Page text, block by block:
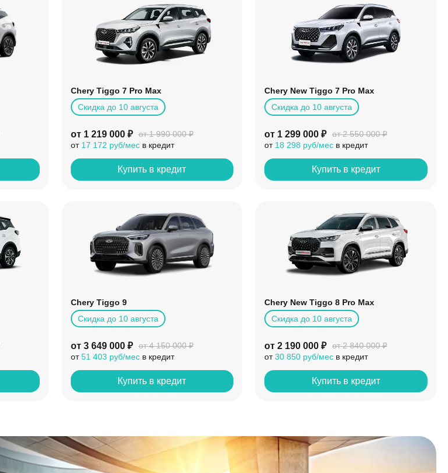
Chery Tiggo 7 Pro Max
Скидка до 10 августа
от 1 219 000 ₽
от 1 990 000 ₽
от 17 172 руб/месв кредит
Купить в кредит
Chery New Tiggo 7 Pro Max
Скидка до 10 августа
от 1 299 000 ₽
от 2 550 000 ₽
от 18 298 руб/мес в кредит
Купить в кредит
Chery Tiggo 9
Скидка до 10 августа
от 3 649 000 ₽
от 4 150 000 ₽
от51 403 руб/месв кредит
Купить в кредит
Chery New Tiggo 8 Pro Max
Скидка до 10 августа
от 2 190 000 ₽
от 2 840 000 ₽
от30 850 руб/мес в кредит
Купить в кредит